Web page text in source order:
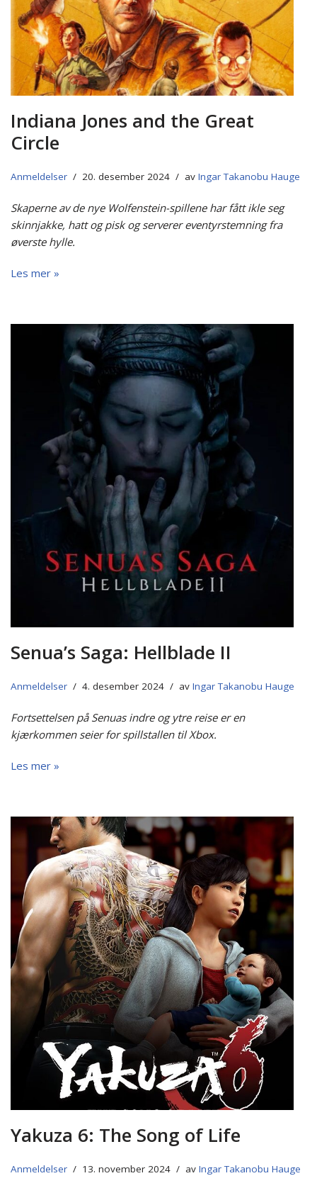
Indiana Jones and the Great
Circle
Anmeldelser 20. desember 2024 av Ingar Takanobu Hauge
Skaperne av de nye Wolfenstein-spillene har fått ikle seg
skinnjakke, hatt og pisk og serverer eventyrstemning fra
øverste hylle.
Les mer »
Senua’s Saga: Hellblade II
Anmeldelser 4. desember 2024 av Ingar Takanobu Hauge
Fortsettelsen på Senuas indre og ytre reise er en
kjærkommen seier for spillstallen til Xbox.
Les mer »
Yakuza 6: The Song of Life
Anmeldelser 13. november 2024 av Ingar Takanobu Hauge